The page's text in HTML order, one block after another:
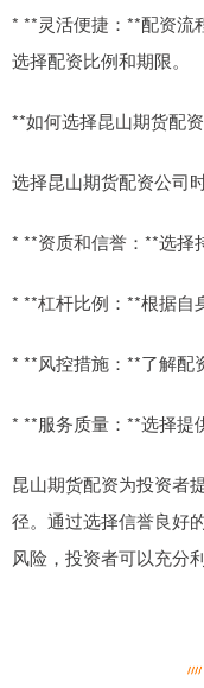
* **灵活便捷：**配资流
选择配资比例和期限。
**如何选择昆山期货配
选择昆山期货配资公司
* **资质和信誉：**选择
* **杠杆比例：**根据自
* **风控措施：**了解配
* **服务质量：**选择提
昆山期货配资为投资者
径。通过选择信誉良好
风险，投资者可以充分